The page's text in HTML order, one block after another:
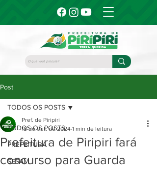
Post
TODOS OS POSTS
PREFEITURA
SESAM
TODOS OS POSTS
Prefeitura de Piripiri fará
concurso para Guarda
Pref. de Piripiri
18 de out. de 2024 1 min de leitura